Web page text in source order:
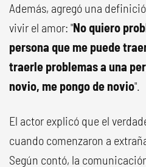
Además, agregó una
vivir el amor: "No quiero
persona que me puede
traerle problemas a una
novio, me pongo de novio".
El actor explicó que el
cuando comenzaron a
Según contó, la